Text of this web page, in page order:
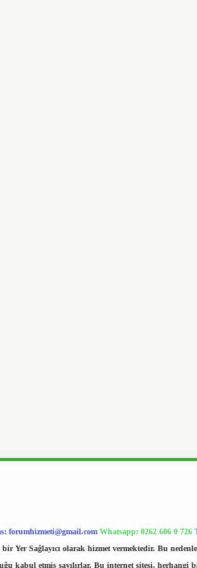
forumhizmeti@gmail.com Whatsapp: 0262 606 0 726
Yer Sağlayıcı olarak hizmet vermektedir. Bu
kabul etmiş sayılırlar. Bu internet sitesi, herhangi